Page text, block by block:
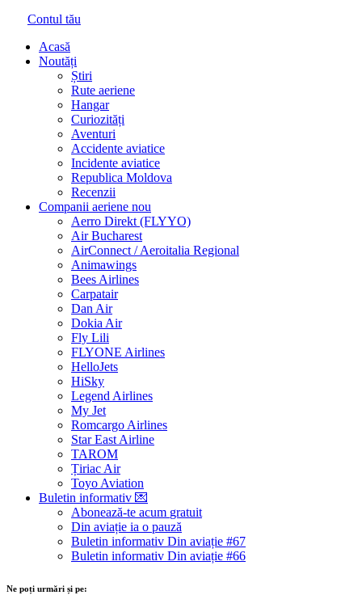
Contul tău
Acasă
Noutăți
Știri
Rute aeriene
Hangar
Curiozități
Aventuri
Accidente aviatice
Incidente aviatice
Republica Moldova
Recenzii
Companii aeriene nou
Aerro Direkt (FLYYO)
Air Bucharest
AirConnect / Aeroitalia Regional
Animawings
Bees Airlines
Carpatair
Dan Air
Dokia Air
Fly Lili
FLYONE Airlines
HelloJets
HiSky
Legend Airlines
My Jet
Romcargo Airlines
Star East Airline
TAROM
Țiriac Air
Toyo Aviation
Buletin informativ 💌
Abonează-te acum gratuit
Din aviație ia o pauză
Buletin informativ Din aviație #67
Buletin informativ Din aviație #66
Ne poți urmări și pe: